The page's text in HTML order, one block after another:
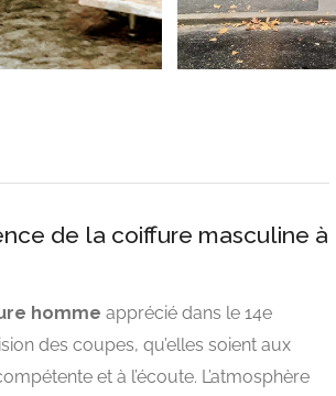
de la coiffure masculine à
homme apprécié dans le 14e
des coupes, qu’elles soient aux
et à l’écoute. L’atmosphère